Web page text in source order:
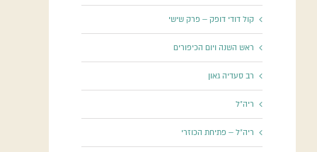
קול דודי דופק – פרק שישי
ראש השנה ויום הכיפורים
רב סעדיה גאון
ריה"ל
ריה"ל – פתיחת הכוזרי